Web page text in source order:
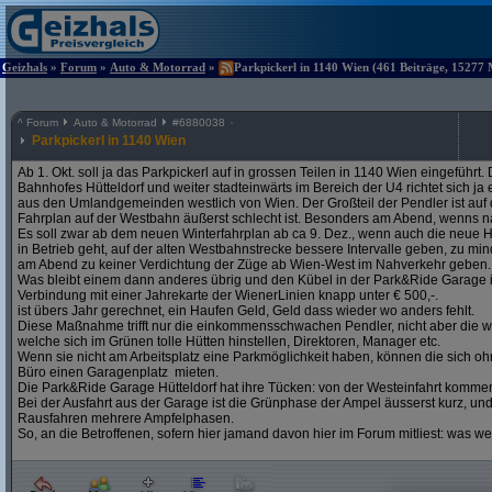
Geizhals » Forum » Auto & Motorrad » Parkpickerl in 1140 Wien (461 Beiträge, 15277
^ Forum Auto & Motorrad #6880038
Parkpickerl in 1140 Wien
Ab 1. Okt. soll ja das Parkpickerl auf in grossen Teilen in 1140 Wien
Bahnhofes Hütteldorf und weiter stadteinwärts im Bereich der U4 richtet sich
aus den Umlandgemeinden westlich von Wien. Der Großteil der Pendler ist
Fahrplan auf der Westbahn äußerst schlecht ist. Besonders am Abend, wenns
Es soll zwar ab dem neuen Winterfahrplan ab ca 9. Dez., wenn auch die neue
in Betrieb geht, auf der alten Westbahnstrecke bessere Intervalle geben, zu
am Abend zu keiner Verdichtung der Züge ab Wien-West im Nahverkehr geben.
Was bleibt einem dann anderes übrig und den Kübel in der Park&Ride Garage
Verbindung mit einer Jahrekarte der WienerLinien knapp unter € 500,-.
ist übers Jahr gerechnet, ein Haufen Geld, Geld dass wieder wo anders fehlt.
Diese Maßnahme trifft nur die einkommensschwachen Pendler, nicht aber die
welche sich im Grünen tolle Hütten hinstellen, Direktoren, Manager etc.
Wenn sie nicht am Arbeitsplatz eine Parkmöglichkeit haben, können die sich
Büro einen Garagenplatz mieten.
Die Park&Ride Garage Hütteldorf hat ihre Tücken: von der Westeinfahrt
Bei der Ausfahrt aus der Garage ist die Grünphase der Ampel äusserst kurz,
Rausfahren mehrere Ampfelphasen.
So, an die Betroffenen, sofern hier jamand davon hier im Forum mitliest: was